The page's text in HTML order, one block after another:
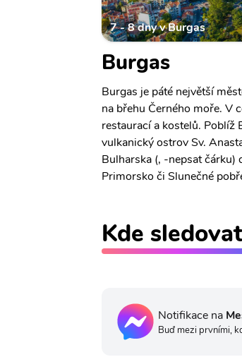
7 - 8 dny v Burgas
Burgas
Burgas je páté největší
na břehu Černého moře. V
restaurací a kostelů. Poblíž
vulkanický ostrov Sv.
Bulharska (, -nepsat čárku)
Primorsko či Slunečné
Kde
Notifikace na
Buď mezi prvními,